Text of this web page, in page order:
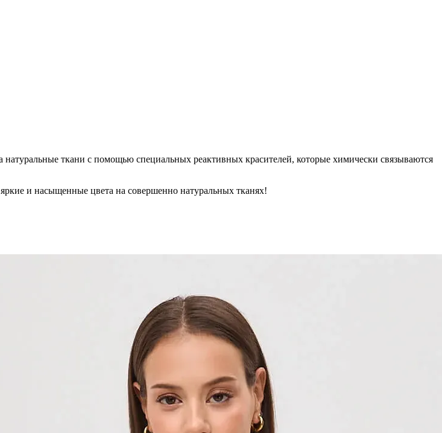
ткани с помощью специальных реактивных красителей, которые химически связываются
и насыщенные цвета на совершенно натуральных тканях!